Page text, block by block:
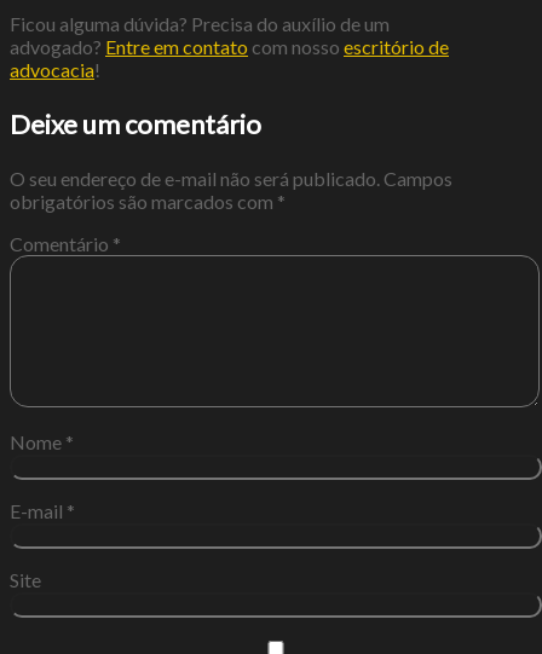
Ficou alguma dúvida? Precisa do auxílio de um
advogado? Entre em contato com nosso escritório de
advocacia!
Deixe um comentário
O seu endereço de e-mail não será publicado. Campos
obrigatórios são marcados com *
Comentário *
Nome *
E-mail *
Site